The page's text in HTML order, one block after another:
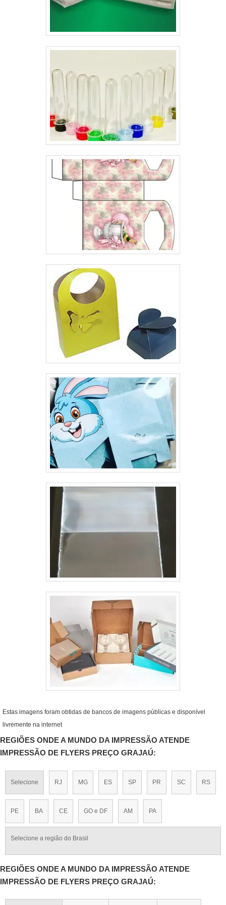
ainda mais fácil de serem identificados. Por essas
seus concorrentes..
Estas imagens foram obtidas de bancos de imagens públicas e disponível
livremente na internet
REGIÕES ONDE A MUNDO DA IMPRESSÃO ATENDE
IMPRESSÃO DE FLYERS PREÇO GRAJAÚ:
Selecione RJ MG ES SP PR SC RS
PE BA CE GO e DF AM PA
Selecione a região do Brasil
REGIÕES ONDE A MUNDO DA IMPRESSÃO ATENDE
IMPRESSÃO DE FLYERS PREÇO GRAJAÚ: